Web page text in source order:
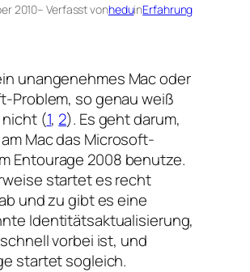
2010– Verfasst vonheduinErfahrung
unangenehmes Mac oder
Problem, so genau weiß
nicht (1, 2). Es geht darum,
Mac das Microsoft-
Entourage 2008 benutze.
startet es recht
und zu gibt es eine
Identitätsaktualisierung,
vorbei ist, und
startet sogleich.